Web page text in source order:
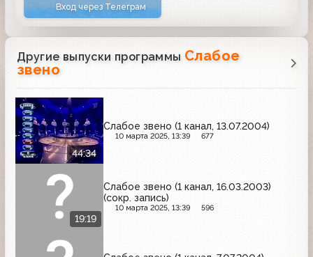
Вход через Телеграм
Другие выпуски программы Слабое
звено
44:34
Слабое звено (1 канал, 13.07.2004)
10 марта 2025, 13:39 677
19:19
Слабое звено (1 канал, 16.03.2003)
(сокр. запись)
10 марта 2025, 13:39 596